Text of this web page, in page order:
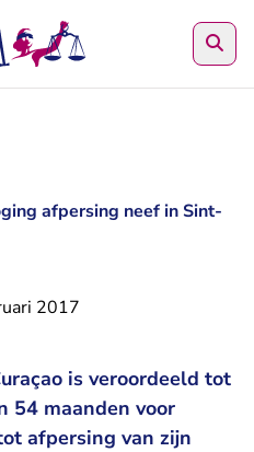
afpersing neef in Sint-
2017
is veroordeeld tot
54 maanden voor
afpersing van zijn